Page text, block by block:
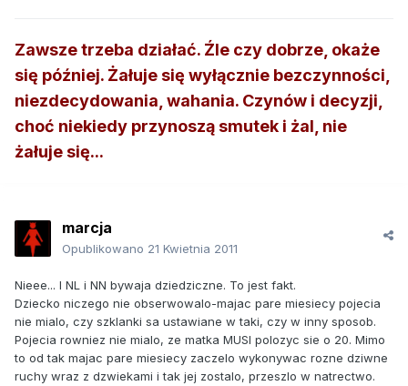
Zawsze trzeba działać. Źle czy dobrze, okaże
się później. Żałuje się wyłącznie bezczynności,
niezdecydowania, wahania. Czynów i decyzji,
choć niekiedy przynoszą smutek i żal, nie
żałuje się...
marcja
Opublikowano 21 Kwietnia 2011
Nieee... I NL i NN bywaja dziedziczne. To jest fakt.
Dziecko niczego nie obserwowalo-majac pare miesiecy pojecia
nie mialo, czy szklanki sa ustawiane w taki, czy w inny sposob.
Pojecia rowniez nie mialo, ze matka MUSI polozyc sie o 20. Mimo
to od tak majac pare miesiecy zaczelo wykonywac rozne dziwne
ruchy wraz z dzwiekami i tak jej zostalo, przeszlo w natrectwo.